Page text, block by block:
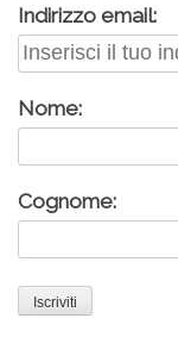
Indirizzo email:
Nome:
Cognome: